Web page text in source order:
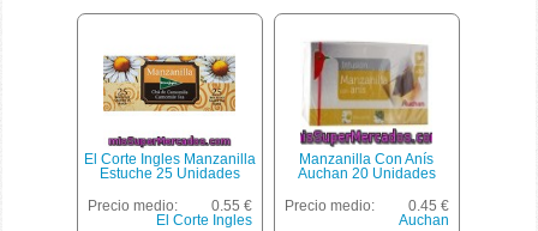
El Corte Ingles Manzanilla
Estuche 25 Unidades
Precio medio:
0.55 €
El Corte Ingles
Manzanilla Con Anís
Auchan 20 Unidades
Precio medio:
0.45 €
Auchan